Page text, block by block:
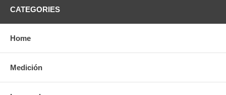
CATEGORIES
Home
Medición